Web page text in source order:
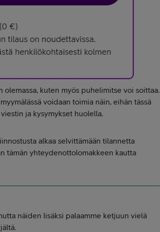
kuten myös puhelimitse voi soittaa.
voidaan toimia näin, eihän tässä
ja kysymykset huolella.
alkaa selvittämään tilannetta
tämän yhteydenottolomakkeen kautta
näiden lisäksi palaamme ketjuun vielä